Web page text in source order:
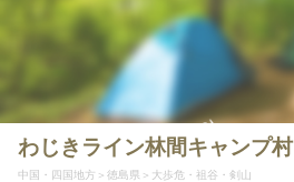
わじきライン林間キャンプ村
中国・四国地方 徳島県 大歩危・祖谷・剣山